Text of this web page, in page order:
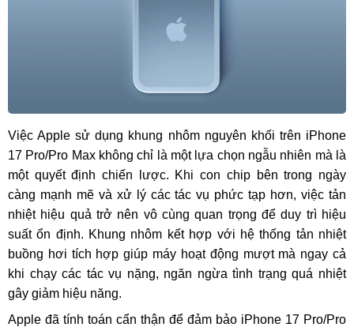
Việc Apple sử dụng khung nhôm nguyên khối trên iPhone
17 Pro/Pro Max không chỉ là một lựa chọn ngẫu nhiên mà là
một quyết định chiến lược. Khi con chip bên trong ngày
càng mạnh mẽ và xử lý các tác vụ phức tạp hơn, việc tản
nhiệt hiệu quả trở nên vô cùng quan trọng để duy trì hiệu
suất ổn định. Khung nhôm kết hợp với hệ thống tản nhiệt
buồng hơi tích hợp giúp máy hoạt động mượt mà ngay cả
khi chạy các tác vụ nặng, ngăn ngừa tình trạng quá nhiệt
gây giảm hiệu năng.
Apple đã tính toán cẩn thận để đảm bảo iPhone 17 Pro/Pro